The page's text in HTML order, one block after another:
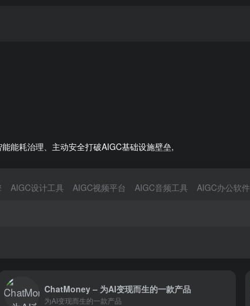
能耗治理、主动安全打破AIGC基础设施壁垒,
AIGC设计工具 AIGC视频平台 AIGC音频工具 AIGC办公软件
ChatMoney – 为AI变现而生的一款产品
为AI变现而生的一款产品